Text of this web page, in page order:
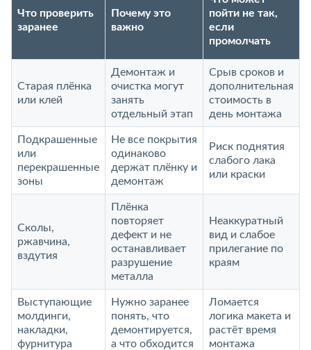
Что проверить
заранее
Почему это
важно
пойти не так,
если
промолчать
Старая плёнка
или клей
Демонтаж и
очистка могут
занять
отдельный этап
Срыв сроков и
дополнительная
стоимость в
день монтажа
Подкрашенные
или
перекрашенные
зоны
Не все покрытия
одинаково
держат плёнку и
демонтаж
Риск поднятия
слабого лака
или краски
Сколы,
ржавчина,
вздутия
Плёнка
повторяет
дефект и не
останавливает
разрушение
металла
Неаккуратный
вид и слабое
прилегание по
краям
Выступающие
молдинги,
накладки,
фурнитура
Нужно заранее
понять, что
демонтируется,
а что обходится
Ломается
логика макета и
растёт время
монтажа